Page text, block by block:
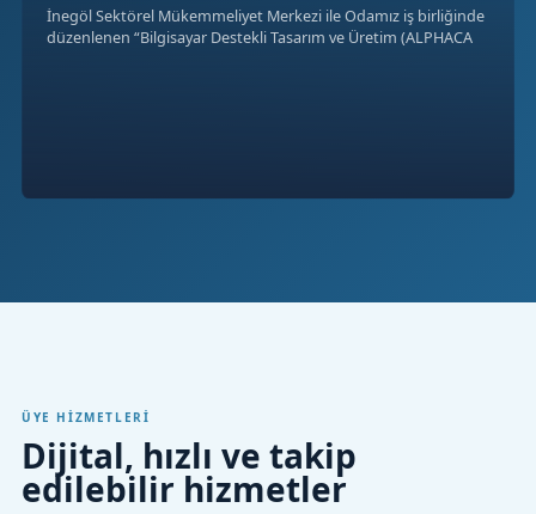
İnegöl Sektörel Mükemmeliyet Merkezi ile Odamız iş birliğinde
düzenlenen “Bilgisayar Destekli Tasarım ve Üretim (ALPHACA
ÜYE HIZMETLERI
Dijital, hızlı ve takip
edilebilir hizmetler